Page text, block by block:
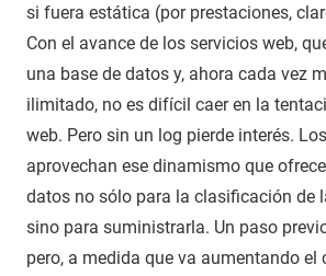
si fuera estática (por prestaciones,
Con el avance de los servicios web,
una base de datos y, ahora cada vez
ilimitado, no es difícil caer en la
web. Pero sin un log pierde interés.
aprovechan ese dinamismo que
datos no sólo para la clasificación de
sino para suministrarla. Un paso
pero, a medida que va aumentando el